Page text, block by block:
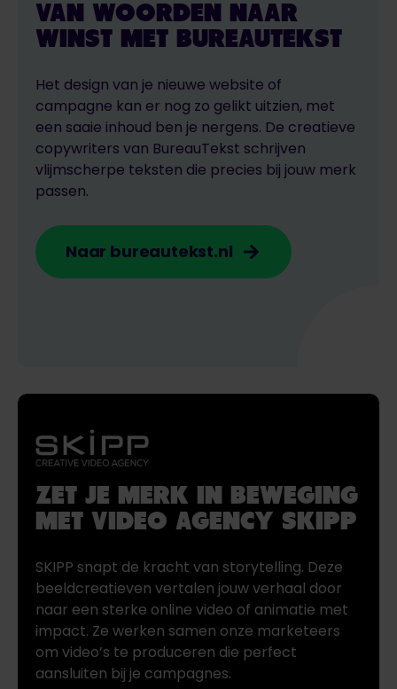
VAN WOORDEN NAAR
WINST MET BUREAUTEKST
Het design van je nieuwe website of
campagne kan er nog zo gelikt uitzien, met
een saaie inhoud ben je nergens. De creatieve
copywriters van BureauTekst schrijven
vlijmscherpe teksten die precies bij jouw merk
passen.
Naar bureautekst.nl
ZET JE MERK IN BEWEGING
MET VIDEO AGENCY SKIPP
SKIPP snapt de kracht van storytelling. Deze
beeldcreatieven vertalen jouw verhaal door
naar een sterke online video of animatie met
impact. Ze werken samen onze marketeers
om video’s te produceren die perfect
aansluiten bij je campagnes.